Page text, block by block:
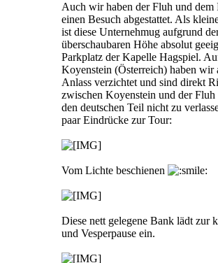
Auch wir haben der Fluh und dem
einen Besuch abgestattet. Als
ist diese Unternehmug aufgrund
überschaubaren Höhe absolut
Parkplatz der Kapelle Hagspiel.
Koyenstein (Österreich) haben wir
Anlass verzichtet und sind direkt
zwischen Koyenstein und der Fluh
den deutschen Teil nicht zu
paar Eindrücke zur Tour:
Vom Lichte beschienen
Diese nett gelegene Bank lädt zur
und Vesperpause ein.